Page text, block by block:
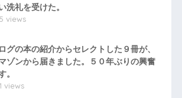
洗礼を受けた。
views
グの本の紹介からセレクトした９冊が、
ゾンから届きました。５０年ぶりの興奮
。
views